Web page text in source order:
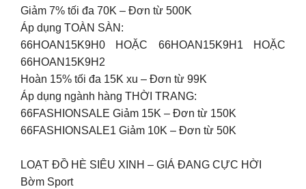
Giảm 7% tối đa 70K – Đơn từ 500K
Áp dụng TOÀN SÀN:
66HOAN15K9H0 HOẶC 66HOAN15K9H1 HOẶC
66HOAN15K9H2
Hoàn 15% tối đa 15K xu – Đơn từ 99K
Áp dụng ngành hàng THỜI TRANG:
66FASHIONSALE Giảm 15K – Đơn từ 150K
66FASHIONSALE1 Giảm 10K – Đơn từ 50K
LOẠT ĐỒ HÈ SIÊU XINH – GIÁ ĐANG CỰC HỜI
Bờm Sport